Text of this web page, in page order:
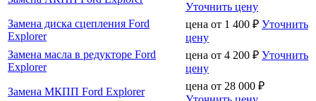
Уточнить цену
Замена диска сцепления Ford
Explorer
цена от 1 400 ₽ Уточнить
цену
Замена масла в редукторе Ford
Explorer
цена от 4 200 ₽ Уточнить
цену
Замена МКПП Ford Explorer
цена от 28 000 ₽